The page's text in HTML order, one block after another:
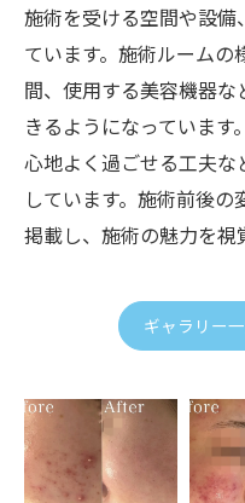
施術を受ける空間や設
ています。施術ルーム
間、使用する美容機器
きるようになっています
心地よく過ごせる工夫
しています。施術前後
掲載し、施術の魅力を視
ギャラリー